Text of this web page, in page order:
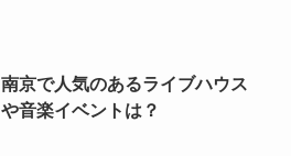
南京で人気のあるライブハウス
や音楽イベントは？